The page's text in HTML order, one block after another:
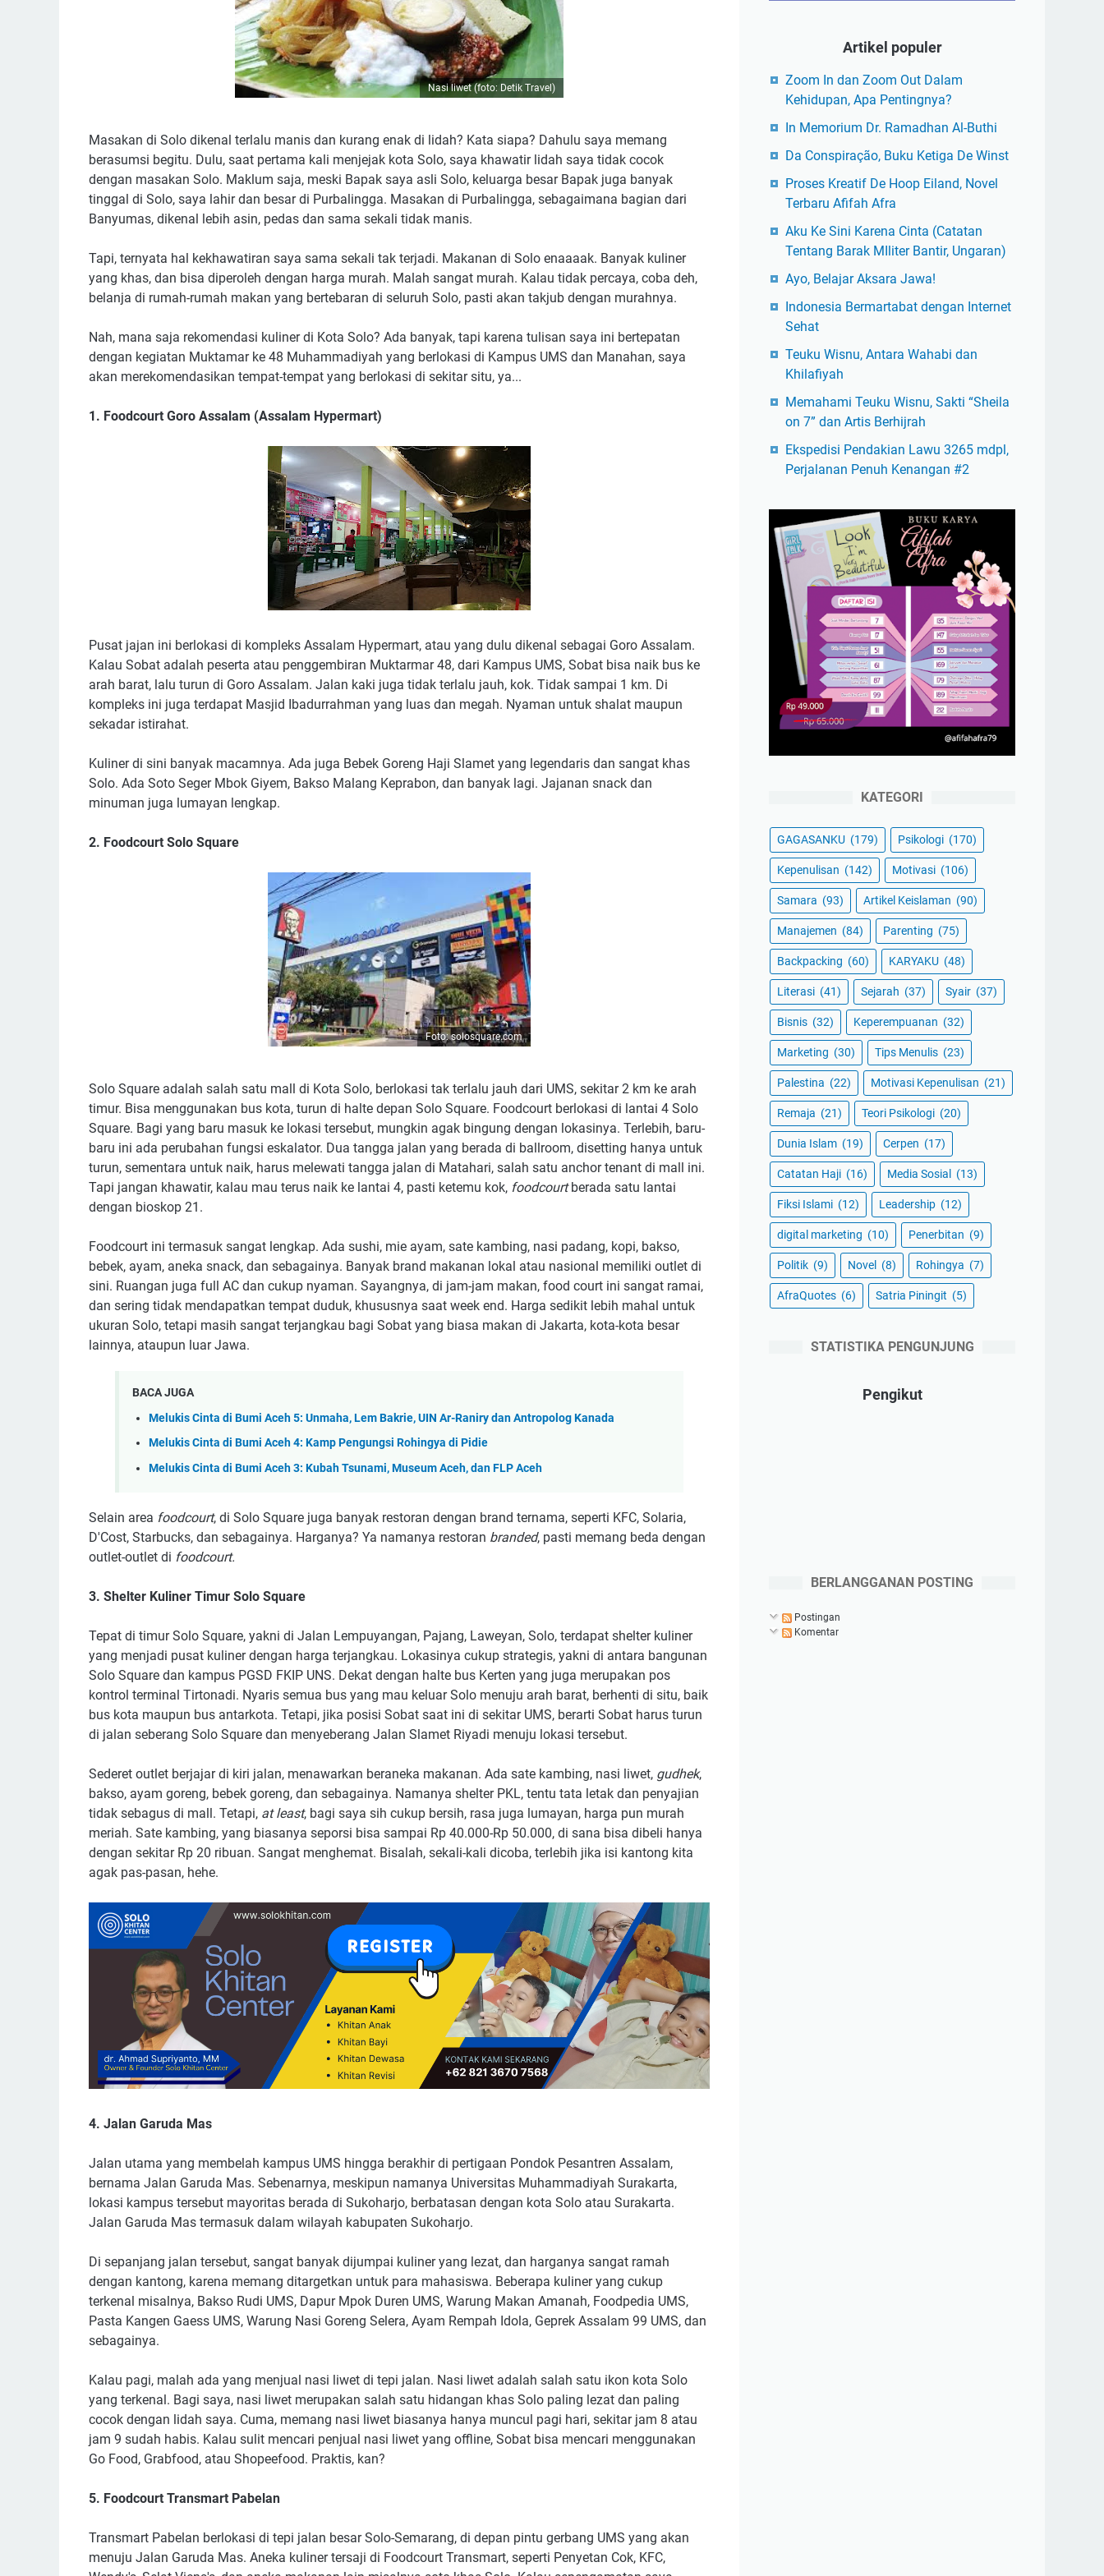
Nasi liwet (foto: Detik Travel)
Masakan di Solo dikenal terlalu manis dan kurang enak di lidah? Kata siapa? Dahulu saya memang
berasumsi begitu. Dulu, saat pertama kali menjejak kota Solo, saya khawatir lidah saya tidak cocok
dengan masakan Solo. Maklum saja, meski Bapak saya asli Solo, keluarga besar Bapak juga banyak
tinggal di Solo, saya lahir dan besar di Purbalingga. Masakan di Purbalingga, sebagaimana bagian dari
Banyumas, dikenal lebih asin, pedas dan sama sekali tidak manis.
Tapi, ternyata hal kekhawatiran saya sama sekali tak terjadi. Makanan di Solo enaaaak. Banyak kuliner
yang khas, dan bisa diperoleh dengan harga murah. Malah sangat murah. Kalau tidak percaya, coba deh,
belanja di rumah-rumah makan yang bertebaran di seluruh Solo, pasti akan takjub dengan murahnya.
Nah, mana saja rekomendasi kuliner di Kota Solo? Ada banyak, tapi karena tulisan saya ini bertepatan
dengan kegiatan Muktamar ke 48 Muhammadiyah yang berlokasi di Kampus UMS dan Manahan, saya
akan merekomendasikan tempat-tempat yang berlokasi di sekitar situ, ya...
1. Foodcourt Goro Assalam (Assalam Hypermart)
Pusat jajan ini berlokasi di kompleks Assalam Hypermart, atau yang dulu dikenal sebagai Goro Assalam.
Kalau Sobat adalah peserta atau penggembiran Muktarmar 48, dari Kampus UMS, Sobat bisa naik bus ke
arah barat, lalu turun di Goro Assalam. Jalan kaki juga tidak terlalu jauh, kok. Tidak sampai 1 km. Di
kompleks ini juga terdapat Masjid Ibadurrahman yang luas dan megah. Nyaman untuk shalat maupun
sekadar istirahat.
Kuliner di sini banyak macamnya. Ada juga Bebek Goreng Haji Slamet yang legendaris dan sangat khas
Solo. Ada Soto Seger Mbok Giyem, Bakso Malang Keprabon, dan banyak lagi. Jajanan snack dan
minuman juga lumayan lengkap.
2. Foodcourt Solo Square
Foto: solosquare.com
Solo Square adalah salah satu mall di Kota Solo, berlokasi tak terlalu jauh dari UMS, sekitar 2 km ke arah
timur. Bisa menggunakan bus kota, turun di halte depan Solo Square. Foodcourt berlokasi di lantai 4 Solo
Square. Bagi yang baru masuk ke lokasi tersebut, mungkin agak bingung dengan lokasinya. Terlebih, baru-
baru ini ada perubahan fungsi eskalator. Dua tangga jalan yang berada di ballroom, disetting hanya untuk
turun, sementara untuk naik, harus melewati tangga jalan di Matahari, salah satu anchor tenant di mall ini.
Tapi jangan khawatir, kalau mau terus naik ke lantai 4, pasti ketemu kok, foodcourtberada satu lantai
dengan bioskop 21.
Foodcourt ini termasuk sangat lengkap. Ada sushi, mie ayam, sate kambing, nasi padang, kopi, bakso,
bebek, ayam, aneka snack, dan sebagainya. Banyak brand makanan lokal atau nasional memiliki outlet di
sini. Ruangan juga full AC dan cukup nyaman. Sayangnya, di jam-jam makan, food court ini sangat ramai,
dan sering tidak mendapatkan tempat duduk, khususnya saat week end. Harga sedikit lebih mahal untuk
ukuran Solo, tetapi masih sangat terjangkau bagi Sobat yang biasa makan di Jakarta, kota-kota besar
lainnya, ataupun luar Jawa.
BACA JUGA
Melukis Cinta di Bumi Aceh 5: Unmaha, Lem Bakrie, UIN Ar-Raniry dan Antropolog Kanada
Melukis Cinta di Bumi Aceh 4: Kamp Pengungsi Rohingya di Pidie
Melukis Cinta di Bumi Aceh 3: Kubah Tsunami, Museum Aceh, dan FLP Aceh
Selain area foodcourt, di Solo Square juga banyak restoran dengan brand ternama, seperti KFC, Solaria,
D'Cost, Starbucks, dan sebagainya. Harganya? Ya namanya restoran branded, pasti memang beda dengan
outlet-outlet di foodcourt.
3. Shelter Kuliner Timur Solo Square
Tepat di timur Solo Square, yakni di Jalan Lempuyangan, Pajang, Laweyan, Solo, terdapat shelter kuliner
yang menjadi pusat kuliner dengan harga terjangkau. Lokasinya cukup strategis, yakni di antara bangunan
Solo Square dan kampus PGSD FKIP UNS. Dekat dengan halte bus Kerten yang juga merupakan pos
kontrol terminal Tirtonadi. Nyaris semua bus yang mau keluar Solo menuju arah barat, berhenti di situ, baik
bus kota maupun bus antarkota. Tetapi, jika posisi Sobat saat ini di sekitar UMS, berarti Sobat harus turun
di jalan seberang Solo Square dan menyeberang Jalan Slamet Riyadi menuju lokasi tersebut.
Sederet outlet berjajar di kiri jalan, menawarkan beraneka makanan. Ada sate kambing, nasi liwet, gudhek,
bakso, ayam goreng, bebek goreng, dan sebagainya. Namanya shelter PKL, tentu tata letak dan penyajian
tidak sebagus di mall. Tetapi, at least, bagi saya sih cukup bersih, rasa juga lumayan, harga pun murah
meriah. Sate kambing, yang biasanya seporsi bisa sampai Rp 40.000-Rp 50.000, di sana bisa dibeli hanya
dengan sekitar Rp 20 ribuan. Sangat menghemat. Bisalah, sekali-kali dicoba, terlebih jika isi kantong kita
agak pas-pasan, hehe.
4. Jalan Garuda Mas
Jalan utama yang membelah kampus UMS hingga berakhir di pertigaan Pondok Pesantren Assalam,
bernama Jalan Garuda Mas. Sebenarnya, meskipun namanya Universitas Muhammadiyah Surakarta,
lokasi kampus tersebut mayoritas berada di Sukoharjo, berbatasan dengan kota Solo atau Surakarta.
Jalan Garuda Mas termasuk dalam wilayah kabupaten Sukoharjo.
Di sepanjang jalan tersebut, sangat banyak dijumpai kuliner yang lezat, dan harganya sangat ramah
dengan kantong, karena memang ditargetkan untuk para mahasiswa. Beberapa kuliner yang cukup
terkenal misalnya, Bakso Rudi UMS, Dapur Mpok Duren UMS, Warung Makan Amanah, Foodpedia UMS,
Pasta Kangen Gaess UMS, Warung Nasi Goreng Selera, Ayam Rempah Idola, Geprek Assalam 99 UMS, dan
sebagainya.
Kalau pagi, malah ada yang menjual nasi liwet di tepi jalan. Nasi liwet adalah salah satu ikon kota Solo
yang terkenal. Bagi saya, nasi liwet merupakan salah satu hidangan khas Solo paling lezat dan paling
cocok dengan lidah saya. Cuma, memang nasi liwet biasanya hanya muncul pagi hari, sekitar jam 8 atau
jam 9 sudah habis. Kalau sulit mencari penjual nasi liwet yang offline, Sobat bisa mencari menggunakan
Go Food, Grabfood, atau Shopeefood. Praktis, kan?
5. Foodcourt Transmart Pabelan
Transmart Pabelan berlokasi di tepi jalan besar Solo-Semarang, di depan pintu gerbang UMS yang akan
menuju Jalan Garuda Mas. Aneka kuliner tersaji di Foodcourt Transmart, seperti Penyetan Cok, KFC,
Artikel populer
Zoom In dan Zoom Out Dalam
Kehidupan, Apa Pentingnya?
In Memorium Dr. Ramadhan Al-Buthi
Da Conspiração, Buku Ketiga De Winst
Proses Kreatif De Hoop Eiland, Novel
Terbaru Afifah Afra
Aku Ke Sini Karena Cinta (Catatan
Tentang Barak MIliter Bantir, Ungaran)
Ayo, Belajar Aksara Jawa!
Indonesia Bermartabat dengan Internet
Sehat
Teuku Wisnu, Antara Wahabi dan
Khilafiyah
Memahami Teuku Wisnu, Sakti “Sheila
on 7” dan Artis Berhijrah
Ekspedisi Pendakian Lawu 3265 mdpl,
Perjalanan Penuh Kenangan #2
KATEGORI
GAGASANKU (179) Psikologi (170)
Kepenulisan (142) Motivasi (106)
Samara (93) Artikel Keislaman (90)
Manajemen (84) Parenting (75)
Backpacking (60) KARYAKU (48)
Literasi (41) Sejarah (37) Syair (37)
Bisnis (32) Keperempuanan (32)
Marketing (30) Tips Menulis (23)
Palestina (22) Motivasi Kepenulisan (21)
Remaja (21) Teori Psikologi (20)
Dunia Islam (19) Cerpen (17)
Catatan Haji (16) Media Sosial (13)
Fiksi Islami (12) Leadership (12)
digital marketing (10) Penerbitan (9)
Politik (9) Novel (8) Rohingya (7)
AfraQuotes (6) Satria Piningit (5)
STATISTIKA PENGUNJUNG
Pengikut
BERLANGGANAN POSTING
Postingan
Komentar